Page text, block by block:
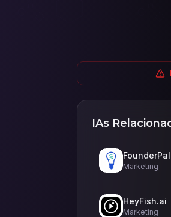
IAs
FounderPal
Marketing
HeyFish.ai
Marketing